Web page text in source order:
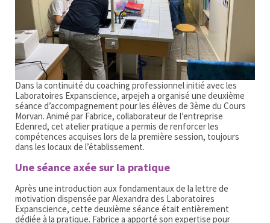
Dans la continuité du coaching professionnel initié avec les
Laboratoires Expanscience, arpejeh a organisé une deuxième
séance d’accompagnement pour les élèves de 3ème du Cours
Morvan. Animé par Fabrice, collaborateur de l’entreprise
Edenred, cet atelier pratique a permis de renforcer les
compétences acquises lors de la première session, toujours
dans les locaux de l’établissement.
Une séance axée sur la pratique
Après une introduction aux fondamentaux de la lettre de
motivation dispensée par Alexandra des Laboratoires
Expanscience, cette deuxième séance était entièrement
dédiée à la pratique. Fabrice a apporté son expertise pour